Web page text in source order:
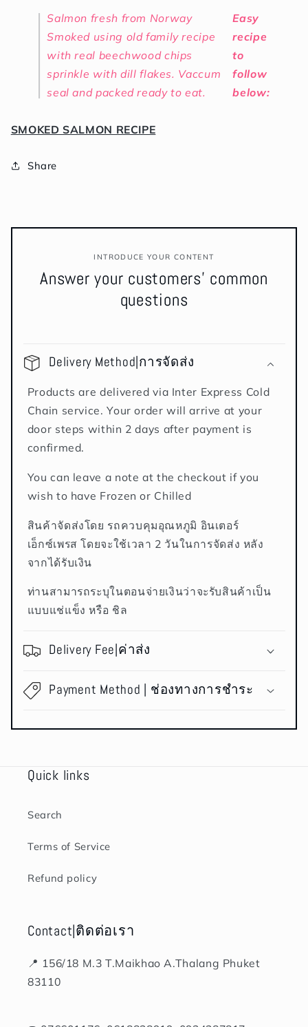
นอร์เวย์
ลม่อ
ควัน
ลาว
นอร์เวย์
แซ
ลม่อ
นร
ม
ควัน
Salmon fresh from Norway
Smoked using old family recipe
with real beechwood chips
sprinkle with dill flakes. Vaccum
seal and packed ready to eat.
Easy
recipe
to
follow
below:
SMOKED SALMON RECIPE
Share
INTRODUCE YOUR CONTENT
Answer your customers' common
questions
Delivery Method|การจัดส่ง
Products are delivered via Inter Express Cold
Chain service. Your order will arrive at your
door steps within 2 days after payment is
confirmed.
You can leave a note at the checkout if you
wish to have Frozen or Chilled
สินค้าจัดส่งโดย รถควบคุมอุณหภูมิ อินเตอร์
เอ็กซ์เพรส โดยจะใช้เวลา 2 วันในการจัดส่ง หลัง
จากได้รับเงิน
ท่านสามารถระบุในตอนจ่ายเงินว่าจะรับสินค้าเป็น
แบบแช่แข็ง หรือ ชิล
Delivery Fee|ค่าส่ง
Payment Method | ช่องทางการชำระ
Quick links
Search
Terms of Service
Refund policy
Contact|ติดต่อเรา
📍 156/18 M.3 T.Maikhao A.Thalang Phuket
83110